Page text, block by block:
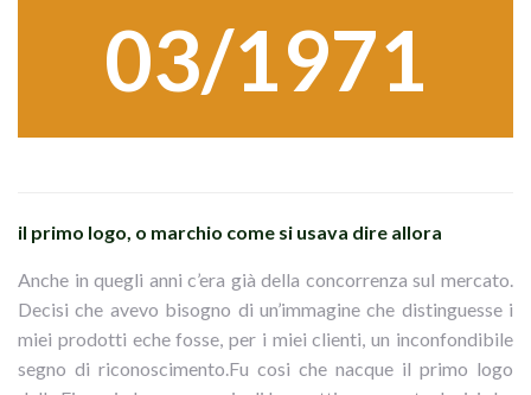
03/1971
il primo logo, o marchio come si usava dire allora
Anche in quegli anni c’era già della concorrenza sul mercato.
Decisi che avevo bisogno di un’immagine che distinguesse i
miei prodotti eche fosse, per i miei clienti, un inconfondibile
segno di riconoscimento.Fu cosi che nacque il primo logo